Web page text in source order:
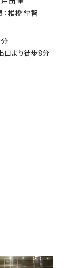
椎橋 常智
口より徒歩8分